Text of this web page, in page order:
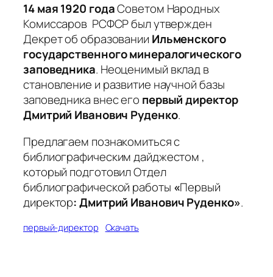
14 мая1920 годаСоветом Народных
Комиссаров РСФСР был утвержден
Декрет об образовании Ильменского
государственного минералогического
заповедника. Неоценимый вклад в
становление и развитие научной базы
заповедника внес его первый директор
Дмитрий Иванович Руденко.
Предлагаем познакомиться с
библиографическим дайджестом ,
который подготовил Отдел
библиографической работы «Первый
директор: Дмитрий Иванович Руденко».
первый-директор Скачать